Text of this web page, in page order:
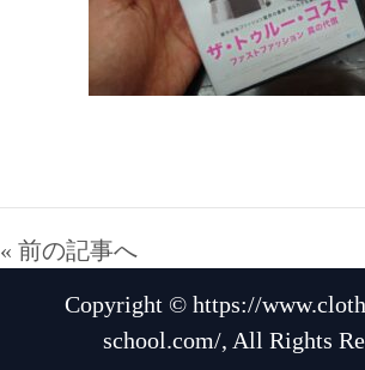
« 前の記事へ
Copyright © https://
school.com/, All Rights